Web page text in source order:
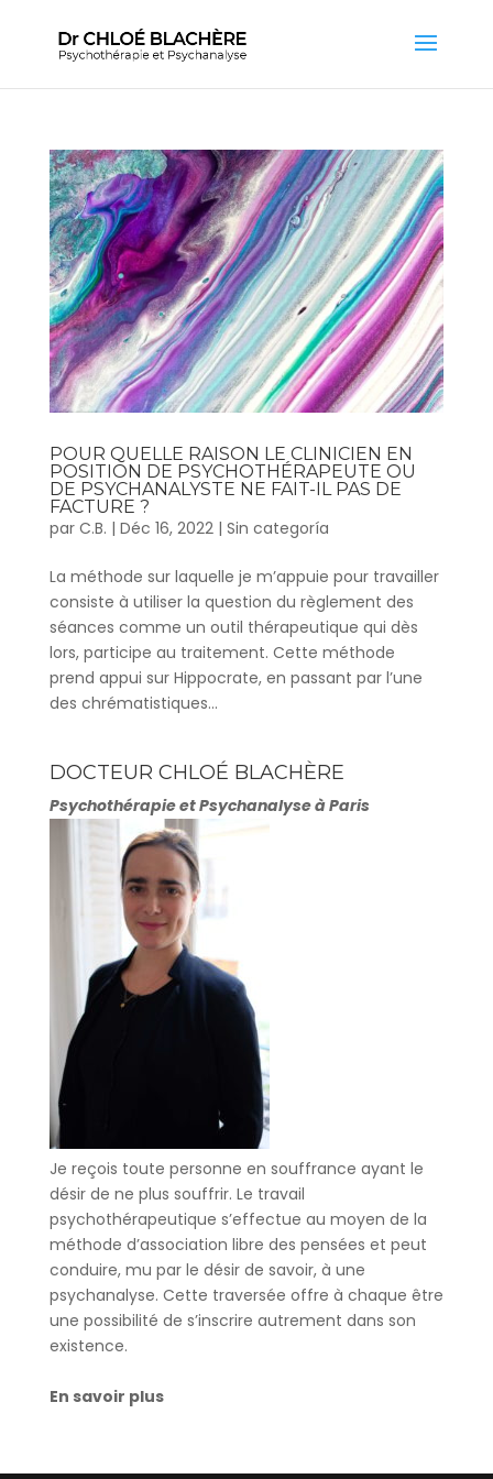
POUR QUELLE RAISON LE CLINICIEN EN
POSITION DE PSYCHOTHÉRAPEUTE OU
DE PSYCHANALYSTE NE FAIT-IL PAS DE
FACTURE ?
par C.B. | Déc 16, 2022| Sin categoría
La méthode sur laquelle je m’appuie pour travailler
consiste à utiliser la question du règlement des
séances comme un outil thérapeutique qui dès
lors, participe au traitement. Cette méthode
prend appui sur Hippocrate, en passant par l’une
des chrématistiques...
DOCTEUR CHLOÉ BLACHÈRE
Psychothérapie et Psychanalyse à Paris
Je reçois toute personne en souffrance ayant le
désir de ne plus souffrir. Le travail
psychothérapeutique s’effectue au moyen de la
méthode d’association libre des pensées et peut
conduire, mu par le désir de savoir, à une
psychanalyse. Cette traversée offre à chaque être
une possibilité de s’inscrire autrement dans son
existence.
En savoir plus